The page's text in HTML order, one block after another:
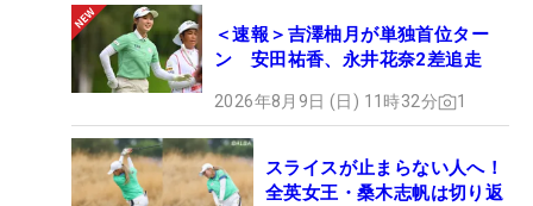
＜速報＞吉澤柚月が単独首位ター
ン 安田祐香、永井花奈2差追走
2026年8月9日 (日) 11時32分 1
スライスが止まらない人へ！
全英女王・桑木志帆は切り返